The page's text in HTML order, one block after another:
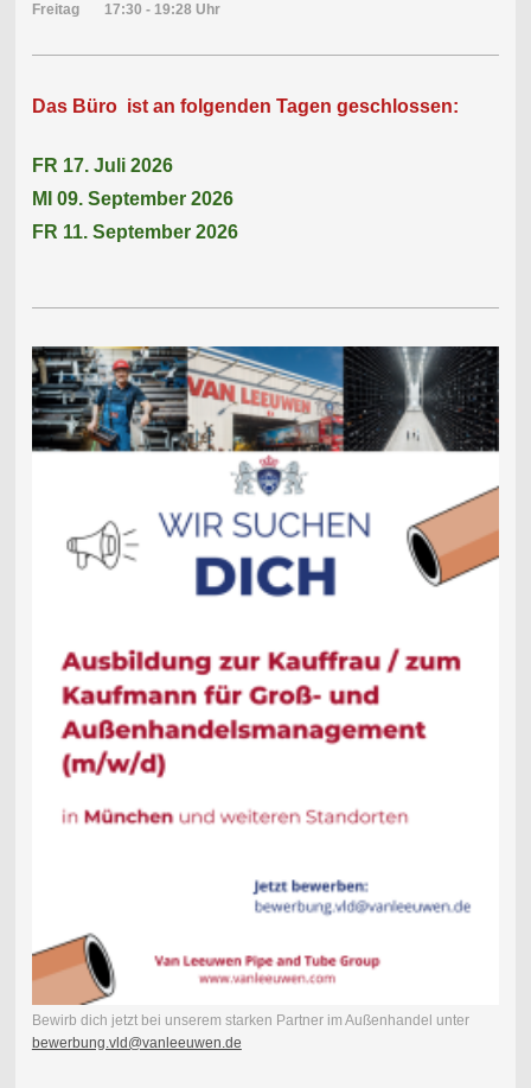
Freitag 17:30 - 19:28 Uhr
Das Büro ist an folgenden Tagen geschlossen:
FR 17. Juli 2026
MI 09. September 2026
FR 11. September 2026
Bewirb dich jetzt bei unserem starken Partner im Außenhandel unter
bewerbung.vld@vanleeuwen.de